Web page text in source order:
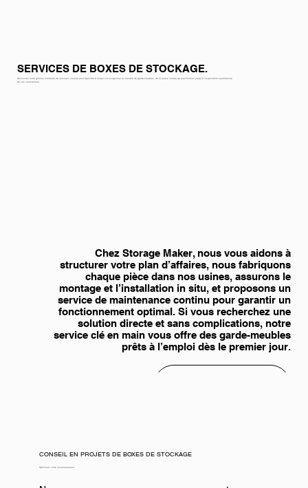
SERVICES DE BOXES DE STOCKAGE.
Découvrez notre gamme complète de services, conçue pour répondre à toutes vos exigences en matière de garde-meubles, de la phase initiale de planification jusqu’à l’exploitation quotidienne
de vos installations.
Chez Storage Maker, nous vous aidons à
structurer votre plan d’affaires, nous fabriquons
chaque pièce dans nos usines, assurons le
montage et l’installation in situ, et proposons un
service de maintenance continu pour garantir un
fonctionnement optimal. Si vous recherchez une
solution directe et sans complications, notre
service clé en main vous offre des garde-meubles
prêts à l’emploi dès le premier jour.
CONSEIL EN PROJETS DE BOXES DE STOCKAGE
Optimisez votre investissement.